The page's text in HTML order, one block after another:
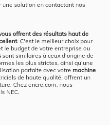
une solution en contactant nos
offrent des résultats haut de
. C'est le meilleur choix pour
le budget de votre entreprise ou
sont similaires à ceux d'origine de
les plus strictes, ainsi qu'une
parfaite avec votre machine
de haute qualité, offrent un
Chez encre.com, nous
NEC.